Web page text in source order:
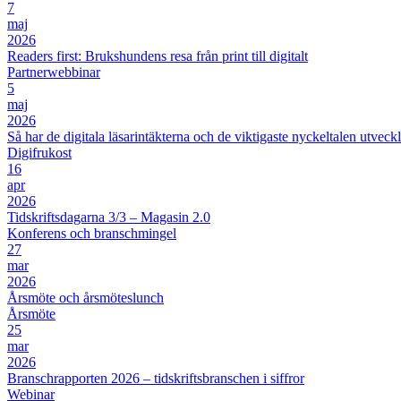
7
maj
2026
Readers first: Brukshundens resa från print till digitalt
Partnerwebbinar
5
maj
2026
Så har de digitala läsarintäkterna och de viktigaste nyckeltalen
Digifrukost
16
apr
2026
Tidskriftsdagarna 3/3 – Magasin 2.0
Konferens och branschmingel
27
mar
2026
Årsmöte och årsmöteslunch
Årsmöte
25
mar
2026
Branschrapporten 2026 – tidskriftsbranschen i siffror
Webinar